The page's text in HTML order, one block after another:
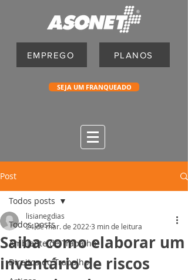
EMPREGO PLANOS
SEJA UM FRANQUEADO
Post
Todos posts
Ambiente de Trabalho
Direitos do Trabalho
Todos posts
Saiba como elaborar um
inventário de riscos
lisianegdias
24 de mar. de 2022 3 min de leitura